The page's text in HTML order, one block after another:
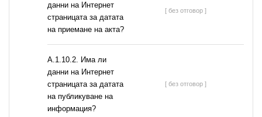
данни на Интернет
страницата за датата
на приемане на акта?
[ без отговор ]
A.1.10.2. Има ли
данни на Интернет
страницата за датата
на публикуване на
информация?
[ без отговор ]